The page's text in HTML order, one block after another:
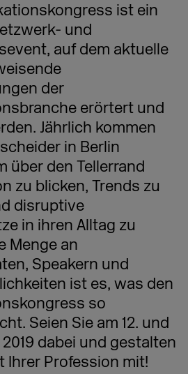
ist ein
und
auf dem aktuelle
der
erörtert und
Jährlich kommen
in Berlin
über den Tellerrand
zu blicken, Trends zu
disruptive
in ihren Alltag zu
Menge an
Speakern und
ist es, was den
so
Seien Sie am 12. und
dabei und gestalten
Ihrer Profession mit!